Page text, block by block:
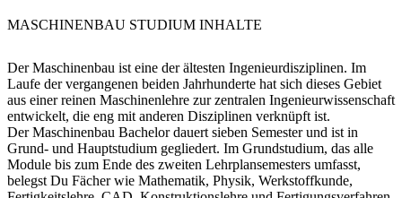
MASCHINENBAU STUDIUM INHALTE
Der Maschinenbau ist eine der ältesten Ingenieurdisziplinen. Im
Laufe der vergangenen beiden Jahrhunderte hat sich dieses Gebiet
aus einer reinen Maschinenlehre zur zentralen Ingenieurwissenschaft
entwickelt, die eng mit anderen Disziplinen verknüpft ist.
Der Maschinenbau Bachelor dauert sieben Semester und ist in
Grund- und Hauptstudium gegliedert. Im Grundstudium, das alle
Module bis zum Ende des zweiten Lehrplansemesters umfasst,
belegst Du Fächer wie Mathematik, Physik, Werkstoffkunde,